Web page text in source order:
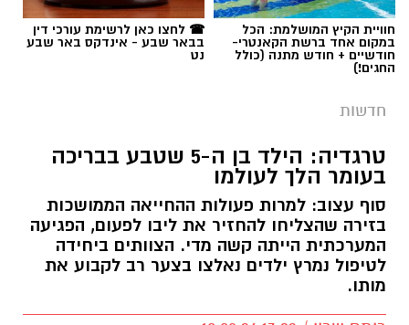
חוויית הקיץ המושלמת: הכל
במקום אחד ברשת הקאנטרי-
חודשיים + חודש מתנה (כולל
החגים!)
☎ לחצו כאן לרשימת עורכי דין
בבאר שבע - אינדקס באר שבע
נט
חדשות
טרגדיה: הילד בן ה-5 שטבע בבריכה
בעומר הלך לעולמו
סוף עצוב: למרות פעולות ההחייאה הממושכות
בזירה שהצליחו להחזיר את ליבו לפעום, הפגיעה
המערכתית הייתה קשה מדי. הצוותים ביחידה
לטיפול נמרץ ילדים נאלצו בצער רב לקבוע את
מותו.